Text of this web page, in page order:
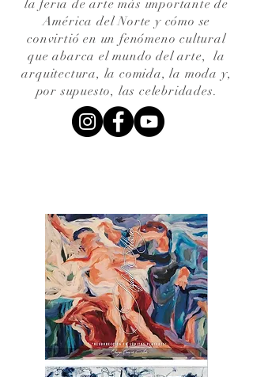
la feria de arte más importante de
América del Norte y cómo se
convirtió en un fenómeno cultural
que abarca el mundo del arte,la
arquitectura, la comida, la moda y,
por supuesto, las celebridades.